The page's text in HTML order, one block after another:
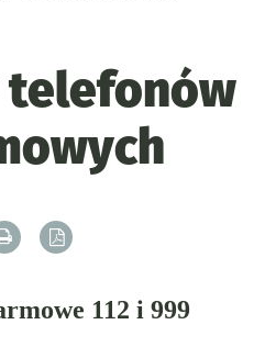
telefonów
Drukuj zawartość bieżącej strony
Zapisz tekst bieżącej
112 i 999